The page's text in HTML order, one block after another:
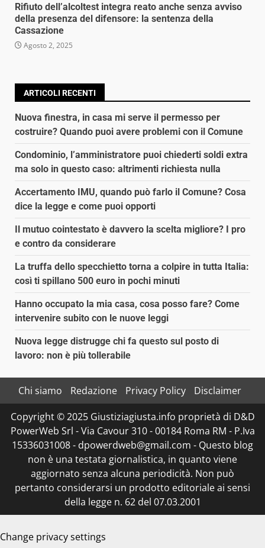
Rifiuto dell’alcoltest integra reato anche senza avviso
della presenza del difensore: la sentenza della
Cassazione
Agosto 2, 2025
ARTICOLI RECENTI
Nuova finestra, in casa mi serve il permesso per
costruire? Quando puoi avere problemi con il Comune
Condominio, l’amministratore puoi chiederti soldi extra
ma solo in questo caso: altrimenti richiesta nulla
Accertamento IMU, quando può farlo il Comune? Cosa
dice la legge e come puoi opporti
Il mutuo cointestato è davvero la scelta migliore? I pro
e contro da considerare
La truffa dello specchietto torna a colpire in tutta Italia:
così ti spillano 500 euro in pochi minuti
Hanno occupato la mia casa, cosa posso fare? Come
intervenire subito con le nuove leggi
Nuova legge distrugge chi fa questo sul posto di
lavoro: non è più tollerabile
Chi siamo Redazione Privacy Policy
Disclaimer
Copyright © 2025 Giustiziagiusta.info proprietà di D&D
PowerWeb Srl - Via Cavour 310 - 00184 Roma RM - P.Iva
15336031008 - dpowerdweb@gmail.com - Questo blog
non è una testata giornalistica, in quanto viene
aggiornato senza alcuna periodicità. Non può
pertanto considerarsi un prodotto editoriale ai sensi
della legge n. 62 del 07.03.2001
Change privacy settings